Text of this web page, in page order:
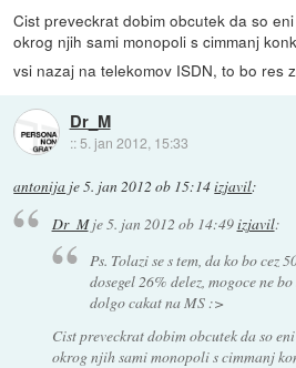
Cist preveckrat dobim obcutek da so
okrog njih sami monopoli s cimmanj
vsi nazaj na telekomov ISDN, to bo res
Dr_M
:: 5. jan 2012, 15:33
antonija je5. jan 2012 ob 15:14izjavil:
Dr_Mje5. jan 2012 ob 14:49izjavil:
Ps. Tolazi se s tem, da ko bo cez
dosegel 26% delez, mogoce ne
dolgo cakat na MS :>
Cist preveckrat dobim obcutek da so
okrog njih sami monopoli s cimmanj